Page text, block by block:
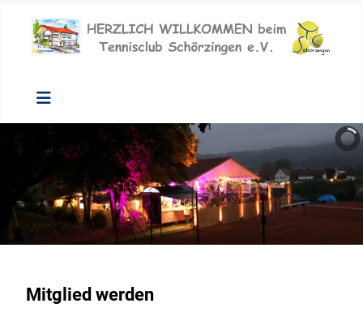
Mitglied werden